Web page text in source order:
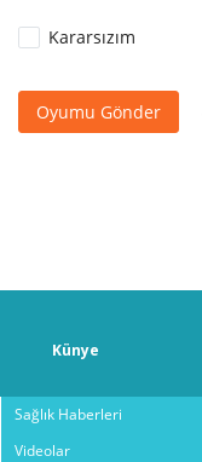
Kararsızım
Oyumu Gönder
Künye
Sağlık Haberleri
Videolar